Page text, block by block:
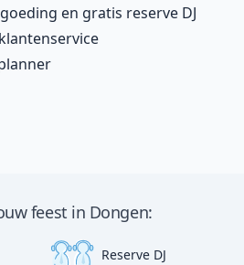
en gratis reserve DJ
feest in Dongen:
Reserve DJ